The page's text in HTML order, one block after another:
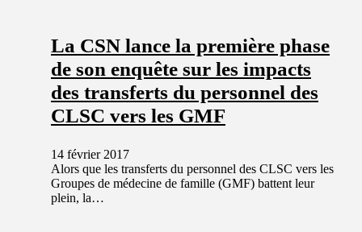
La CSN lance la première phase
de son enquête sur les impacts
des transferts du personnel des
CLSC vers les GMF
14 février 2017
Alors que les transferts du personnel des CLSC vers les
Groupes de médecine de famille (GMF) battent leur
plein, la…